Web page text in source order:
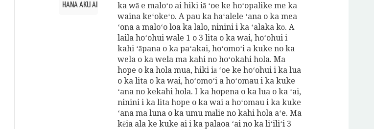
HANA AKU AI
ka wā e maloʻo ai hiki iā ʻoe ke hoʻopalike me ka
waina keʻokeʻo. A pau ka haʻalele ʻana o ka mea
ʻona a maloʻo loa ka lalo, ninini i ka ʻalaka kō. A
laila hoʻohui wale 1 o 3 lita o ka wai, hoʻohui i
kahi ʻāpana o ka paʻakai, hoʻomoʻi a kuke no ka
wela o ka wela ma kahi no hoʻokahi hola. Ma
hope o ka hola mua, hiki iā ʻoe ke hoʻohui i ka lua
o ka lita o ka wai, hoʻomoʻi a hoʻomau i ka kuke
ʻana no kekahi hola. I ka hopena o ka lua o ka ʻai,
ninini i ka lita hope o ka wai a hoʻomau i ka kuke
ʻana ma luna o ka umu mālie no kahi hola aʻe. Ma
kēia ala ke kuke ai i ka palaoa ʻai no ka liʻiliʻi 3